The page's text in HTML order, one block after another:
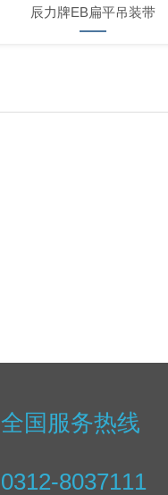
辰力牌EB扁平吊装带
全国服务热线
0312-8037111